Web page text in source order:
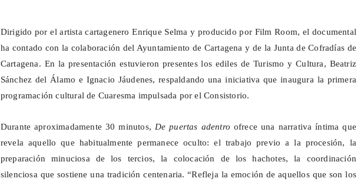
Dirigido por el artista cartagenero Enrique Selma y producido por Film Room, el documental
ha contado con la colaboración del Ayuntamiento de Cartagena y de la Junta de Cofradías de
Cartagena. En la presentación estuvieron presentes los ediles de Turismo y Cultura, Beatriz
Sánchez del Álamo e Ignacio Jáudenes, respaldando una iniciativa que inaugura la primera
programación cultural de Cuaresma impulsada por el Consistorio.
Durante aproximadamente 30 minutos, De puertas adentro ofrece una narrativa íntima que
revela aquello que habitualmente permanece oculto: el trabajo previo a la procesión, la
preparación minuciosa de los tercios, la colocación de los hachotes, la coordinación
silenciosa que sostiene una tradición centenaria. “Refleja la emoción de aquellos que son los